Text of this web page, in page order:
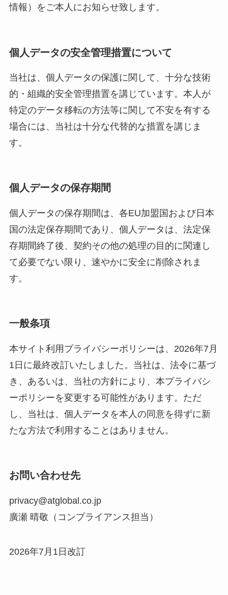
情報）をご本人にお知らせ致します。
個人データの安全管理措置について
当社は、個人データの保護に関して、十分な技術
的・組織的安全管理措置を講じています。本人が
特定のデータ移転の方法等に関して不安を有する
場合には、当社は十分な代替的な措置を講じま
す。
個人データの保存期間
個人データの保存期間は、各EU加盟国および日本
国の法定保存期間であり、個人データは、法定保
存期間終了後、契約その他の処理の目的に関連し
て必要でない限り、速やかに安全に削除されま
す。
一般条項
本サイト利用プライバシーポリシーは、2026年7月
1日に最終改訂いたしました。当社は、法令に基づ
き、あるいは、当社の方針により、本プライバシ
ーポリシーを変更する可能性があります。ただ
し、当社は、個人データを本人の同意を得ずに新
たな方法で利用することはありません。
お問い合わせ先
privacy@atglobal.co.jp
廣瀬 晴敬（コンプライアンス担当）
2026年7月1日改訂